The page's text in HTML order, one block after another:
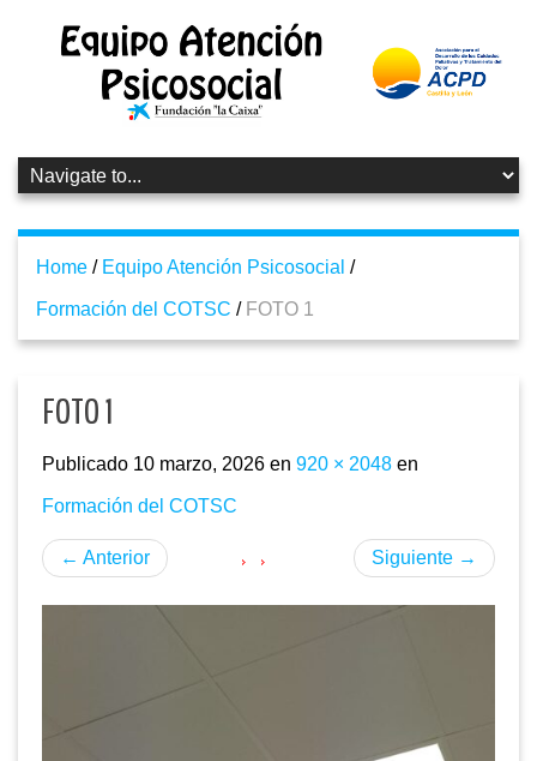
Home / Equipo Atención Psicosocial /
Formación del COTSC / FOTO 1
FOTO 1
Publicado 10 marzo, 2026 en 920 × 2048 en
Formación del COTSC
← Anterior Siguiente →